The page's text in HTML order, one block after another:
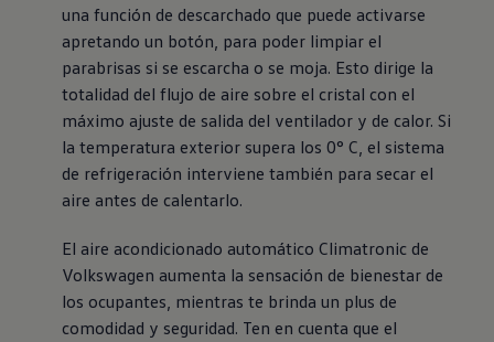
una función de descarchado que puede activarse
apretando un botón, para poder limpiar el
parabrisas si se escarcha o se moja. Esto dirige la
totalidad del flujo de aire sobre el cristal con el
máximo ajuste de salida del ventilador y de calor. Si
la temperatura exterior supera los 0° C, el sistema
de refrigeración interviene también para secar el
aire antes de calentarlo.
El aire acondicionado automático Climatronic de
Volkswagen aumenta la sensación de bienestar de
los ocupantes, mientras te brinda un plus de
comodidad y seguridad. Ten en cuenta que el